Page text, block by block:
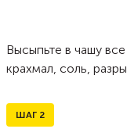
Высыпьте в чашу
крахмал, соль,
ШАГ 2